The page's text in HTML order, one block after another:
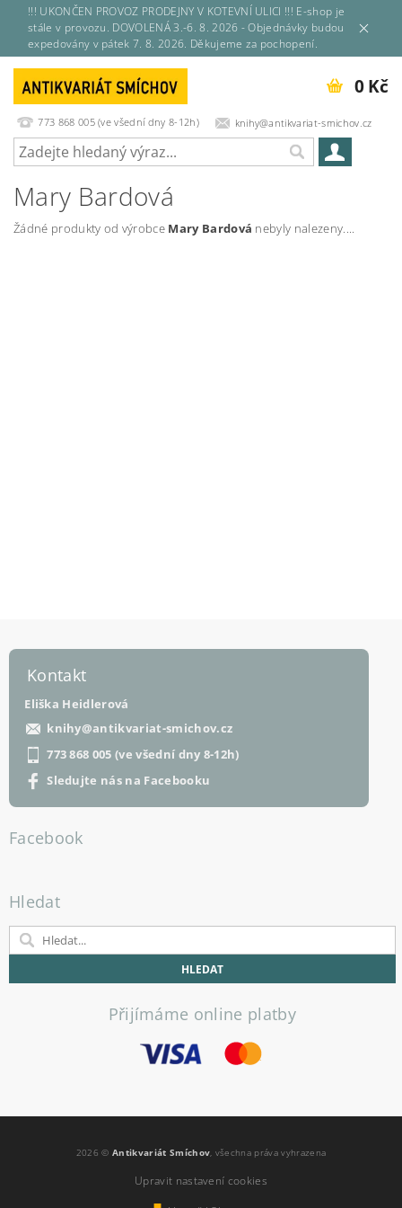
!!! UKONČEN PROVOZ PRODEJNY V KOTEVNÍ ULICI !!! E-shop je
stále v provozu. DOVOLENÁ 3.-6. 8. 2026 - Objednávky budou
expedovány v pátek 7. 8. 2026. Děkujeme za pochopení.
773 868 005 (ve všední dny 8-12h) knihy@antikvariat-smichov.cz
0 Kč
Mary Bardová
Žádné produkty od výrobce Mary Bardová nebyly nalezeny....
Kontakt
Eliška Heidlerová
knihy@antikvariat-smichov.cz
773 868 005 (ve všední dny 8-12h)
Sledujte nás na Facebooku
Facebook
Hledat
Přijímáme online platby
2026 ©Antikvariát Smíchov , všechna práva vyhrazena
Upravit nastavení cookies